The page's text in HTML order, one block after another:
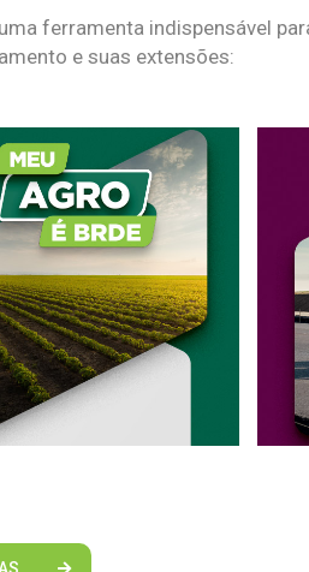
uma ferramenta indispensável
e suas extensões: